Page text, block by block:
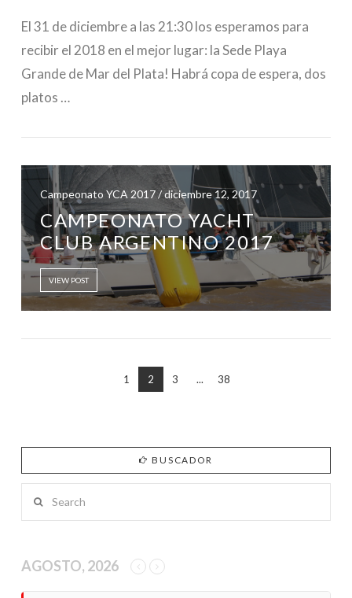
VIEW POST
El 31 de diciembre a las 21:30 los esperamos para
recibir el 2018 en el mejor lugar: la Sede Playa
Grande de Mar del Plata! Habrá copa de espera, dos
platos …
Campeonato YCA 2017 / diciembre 12, 2017
CAMPEONATO YACHT
CLUB ARGENTINO 2017
VIEW POST
1 2 3 ... 38
BUSCADOR
AGOSTO, 2026